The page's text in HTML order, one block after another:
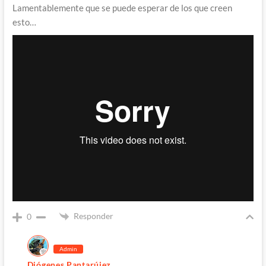
Lamentablemente que se puede esperar de los que creen
esto…
0 Responder
Admin